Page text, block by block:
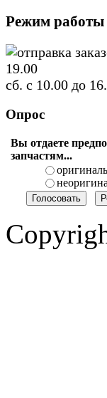
Режим работы
отправка
19.00
сб. с 10.00 до
Опрос
Вы отдаете
запчастям...